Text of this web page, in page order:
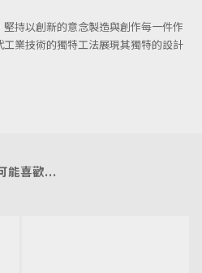
堅持以創新的意念製造與創作每一件作
業技術的獨特工法展現其獨特的設計
能喜歡...